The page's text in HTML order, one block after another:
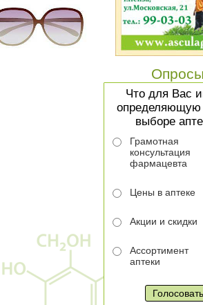
Шалфей Натур продукт пастилки
АнвиМакс пор д/пр р-ра внутрь 5г
Амелотекс 1% гель д/наруж прим
Блогир-3 5мг таб дисперг в
полости рта №10
Энтеростим капс №10
Холисал гель стоматологический
Опросы
Что для Вас
определяющую
выборе
Грамотная
консультация
фармацевта
Цены в аптеке
Акции и скидки
Ассортимент
аптеки